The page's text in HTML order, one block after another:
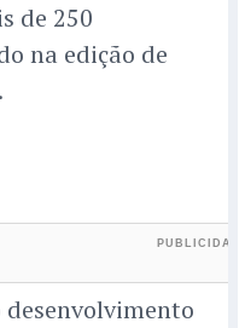
de 250
na edição de
desenvolvimento